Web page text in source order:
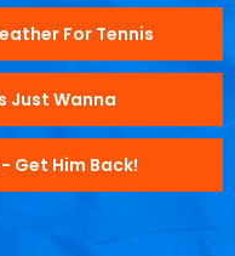
For Tennis
Just Wanna
Get Him Back!